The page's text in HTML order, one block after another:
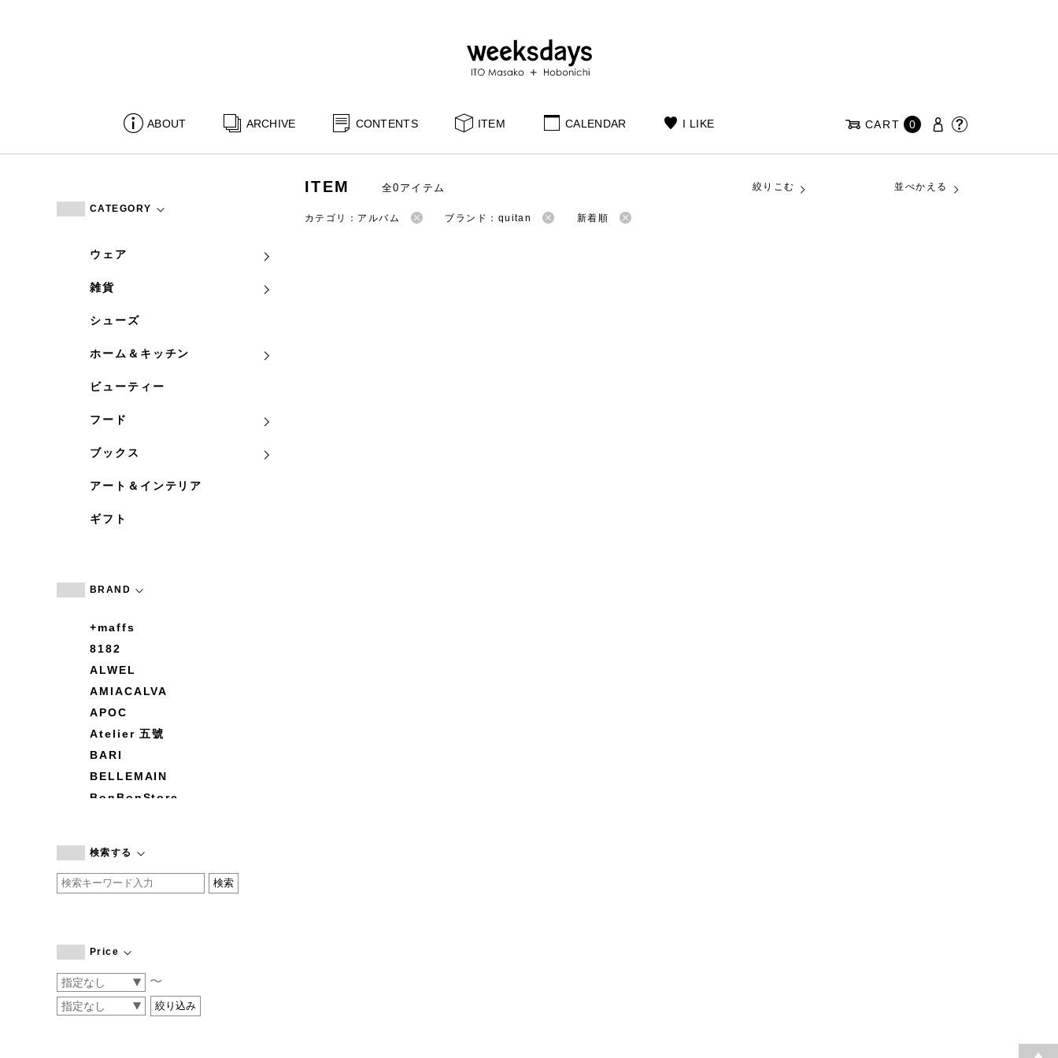
ABOUT ARCHIVE CONTENTS ITEM CALENDAR I LIKE CART 0
CATEGORY
ウェア
雑貨
シューズ
ホーム＆キッチン
ビューティー
フード
ブックス
アート＆インテリア
ギフト
BRAND
+maffs
8182
ALWEL
AMIACALVA
APOC
Atelier 五號
BARI
BELLEMAIN
BonBonStore
by basics
CATWORTH
COGTHEBIGSMOKE
CONVERSE
DEAN & DELUCA
検索する
Price
〜
ITEM 全0アイテム 絞りこむ 並べかえる
カテゴリ：アルバム ブランド：quitan 新着順